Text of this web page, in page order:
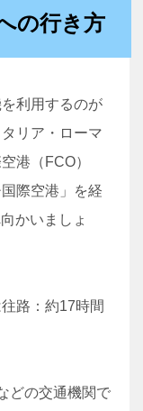
の行き方
利用するのが
リア・ローマ
港（FCO）
際空港」を経
かいましょ
路：約17時間
どの交通機関で